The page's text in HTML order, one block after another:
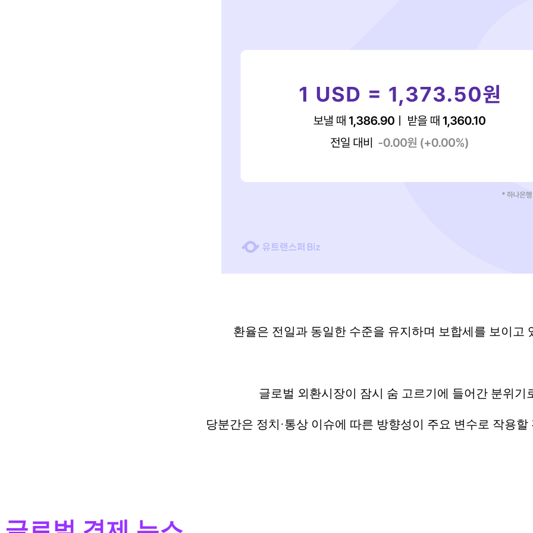
환율은 전일과 동일한 수준을 유지하며 보합세를 보이고
글로벌 외환시장이 잠시 숨 고르기에 들어간 분위기
당분간은 정치·통상 이슈에 따른 방향성이 주요 변수로 작용할